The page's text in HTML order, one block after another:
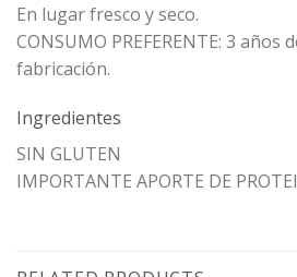
En lugar fresco y seco.
CONSUMO PREFERENTE: 3 años
fabricación.
Ingredientes
SIN GLUTEN
IMPORTANTE APORTE DE